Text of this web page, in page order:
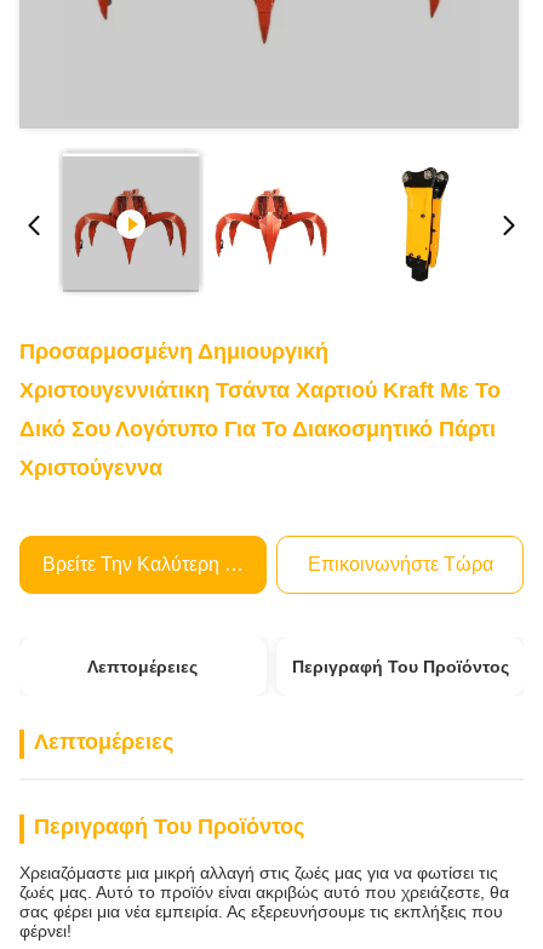
Προσαρμοσμένη Δημιουργική
Χριστουγεννιάτικη Τσάντα Χαρτιού Kraft Με Το
Δικό Σου Λογότυπο Για Το Διακοσμητικό Πάρτι
Χριστούγεννα
Βρείτε Την Καλύτερη Τιμή Επικοινωνήστε Τώρα
Λεπτομέρειες Περιγραφή Του Προϊόντος
Λεπτομέρειες
Περιγραφή Του Προϊόντος
Χρειαζόμαστε μια μικρή αλλαγή στις ζωές μας για να φωτίσει τις
ζωές μας. Αυτό το προϊόν είναι ακριβώς αυτό που χρειάζεστε, θα
σας φέρει μια νέα εμπειρία. Ας εξερευνήσουμε τις εκπλήξεις που
φέρνει!